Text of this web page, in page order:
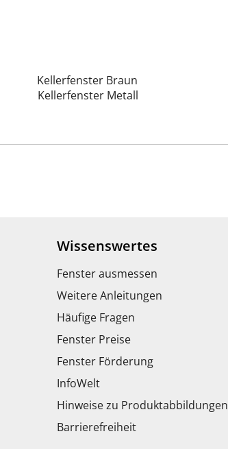
Kellerfenster Braun
Kellerfenster Metall
Wissenswertes
Fenster ausmessen
Weitere Anleitungen
Häufige Fragen
Fenster Preise
Fenster Förderung
InfoWelt
Hinweise zu Produktabbildungen
Barrierefreiheit